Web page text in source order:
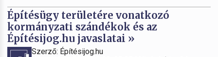
Építésügy területére vonatkozó
kormányzati szándékok és az
Építésijog.hu javaslatai »
Szerző: Építésijog.hu